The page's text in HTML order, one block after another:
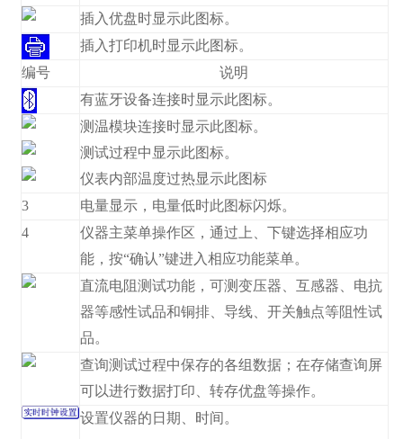
插入优盘时显示此图标。
插入打印机时显示此图标。
编号
说明
有蓝牙设备连接时显示此图标。
测温模块连接时显示此图标。
测试过程中显示此图标。
仪表内部温度过热显示此图标
3
电量显示，电量低时此图标闪烁。
4
仪器主菜单操作区，通过上、下键选择相应功
能，按“确认”键进入相应功能菜单。
直流电阻测试功能，可测变压器、互感器、电抗
器等感性试品和铜排、导线、开关触点等阻性试
品。
查询测试过程中保存的各组数据；在存储查询屏
可以进行数据打印、转存优盘等操作。
设置仪器的日期、时间。